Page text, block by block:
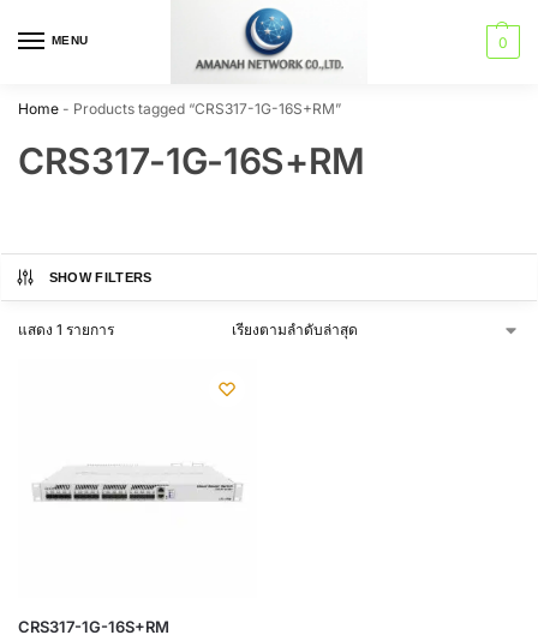
MENU 0
Home - Products tagged “CRS317-1G-16S+RM”
CRS317-1G-16S+RM
SHOW FILTERS
แสดง 1 รายการ
CRS317-1G-16S+RM